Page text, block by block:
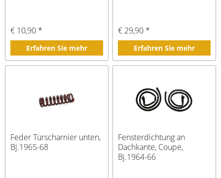
€ 10,90 *
Erfahren Sie mehr
€ 29,90 *
Erfahren Sie mehr
Feder Türscharnier unten,
Bj.1965-68
Fensterdichtung an
Dachkante, Coupe,
Bj.1964-66